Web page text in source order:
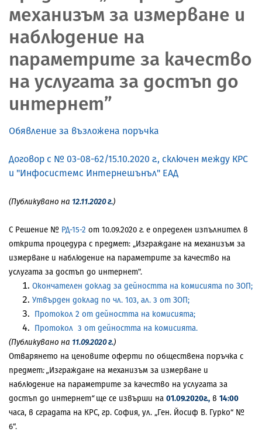
механизъм за измерване и
наблюдение на
параметрите за качество
на услугата за достъп до
интернет”
Обявление за възложена поръчка
Договор с № 03-08-62/15.10.2020 г., сключен между КРС
и "Инфосистемс Интернешънъл" ЕАД
(Публикувано на 12.11.2020 г.)
С Решение № РД-15-2 от 10.09.2020 г. е определен изпълнител в
открита процедура с предмет: „Изграждане на механизъм за
измерване и наблюдение на параметрите за качество на
услугата за достъп до интернет".
Окончателен доклад за дейността на комисията по ЗОП;
Утвърден доклад по чл. 103, ал. 3 от ЗОП;
Протокол 2 от дейността на комисията;
Протокол 3 от дейността на комисията.
(Публикувано на 11.09.2020 г.)
Отварянето на ценовите оферти по обществена поръчка с
предмет: „Изграждане на механизъм за измерване и
наблюдение на параметрите за качество на услугата за
достъп до интернет“ще се извърши на 01.09.2020г., в 14:00
часа, в сградата на КРС, гр. София, ул. „Ген. Йосиф В. Гурко“ №
6“.